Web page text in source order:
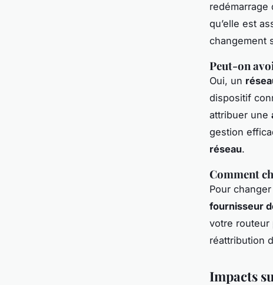
redémarrage
qu’elle est
changement
Peut-on
Oui, un
dispositif
attribuer une
gestion
réseau.
Comment
Pour
fournisseur
votre routeur
réattribution
Impacts